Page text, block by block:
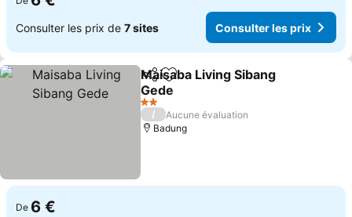
Consulter les prix de 7 sites Consulter les prix
PartagerAjouter à mes favoris
Maisaba Living Sibang
Gede
Consulter les prix
2 Étoiles
/
Aucune évaluation
Badung
De 6 €